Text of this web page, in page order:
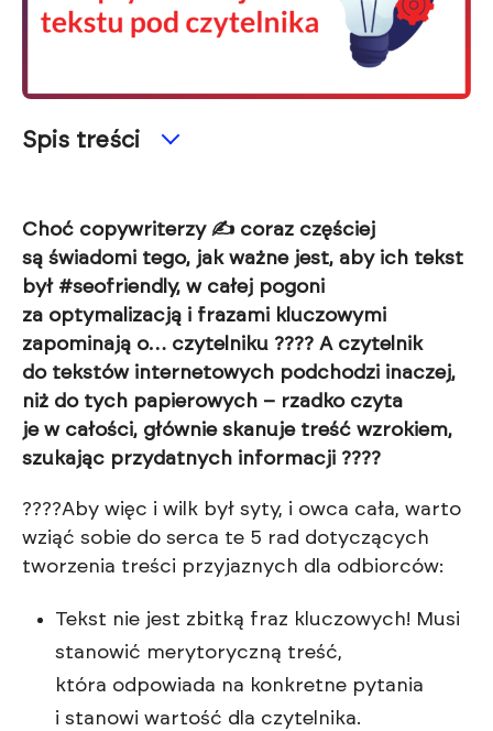
Spis treści
Choć copywriterzy ✍ coraz częściej
są świadomi tego, jak ważne jest, aby ich tekst
był #seofriendly, w całej pogoni
za optymalizacją i frazami kluczowymi
zapominają o… czytelniku ???? A czytelnik
do tekstów internetowych podchodzi inaczej,
niż do tych papierowych – rzadko czyta
je w całości, głównie skanuje treść wzrokiem,
szukając przydatnych informacji ????
????Aby więc i wilk był syty, i owca cała, warto
wziąć sobie do serca te 5 rad dotyczących
tworzenia treści przyjaznych dla odbiorców:
Tekst nie jest zbitką fraz kluczowych! Musi
stanowić merytoryczną treść,
która odpowiada na konkretne pytania
i stanowi wartość dla czytelnika.